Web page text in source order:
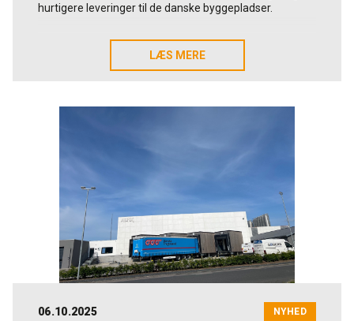
hurtigere leveringer til de danske byggepladser.
Når man spørger Salgs- og marketingdirektør Claus
Bernd Høgdal, er der ingen tvivl om, hvorfor
virksomheden satser, strategisk, på dropshipping.
LÆS MERE
LÆS MERE
06.10.2025 NYHED